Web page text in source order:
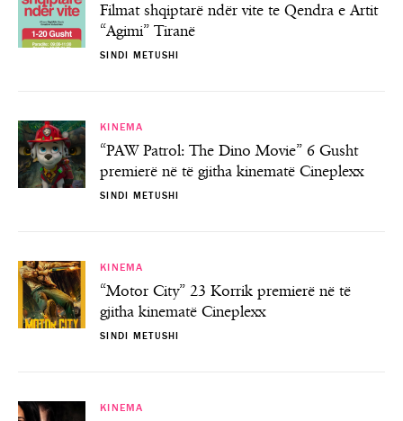
Filmat shqiptarë ndër vite te Qendra e Artit
“Agimi” Tiranë
SINDI METUSHI
KINEMA
“PAW Patrol: The Dino Movie” 6 Gusht
premierë në të gjitha kinematë Cineplexx
SINDI METUSHI
KINEMA
“Motor City” 23 Korrik premierë në të
gjitha kinematë Cineplexx
SINDI METUSHI
KINEMA